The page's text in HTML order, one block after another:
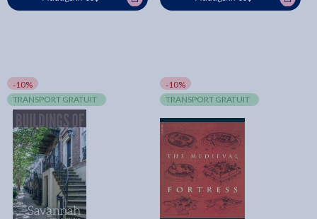
-10%
TRANSPORT GRATUIT
-10%
TRANSPORT GRATUIT